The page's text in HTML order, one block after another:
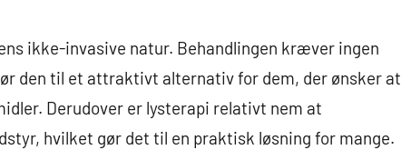
ikke-invasive natur. Behandlingen kræver ingen
den til et attraktivt alternativ for dem, der ønsker at
Derudover er lysterapi relativt nem at
hvilket gør det til en praktisk løsning for mange.